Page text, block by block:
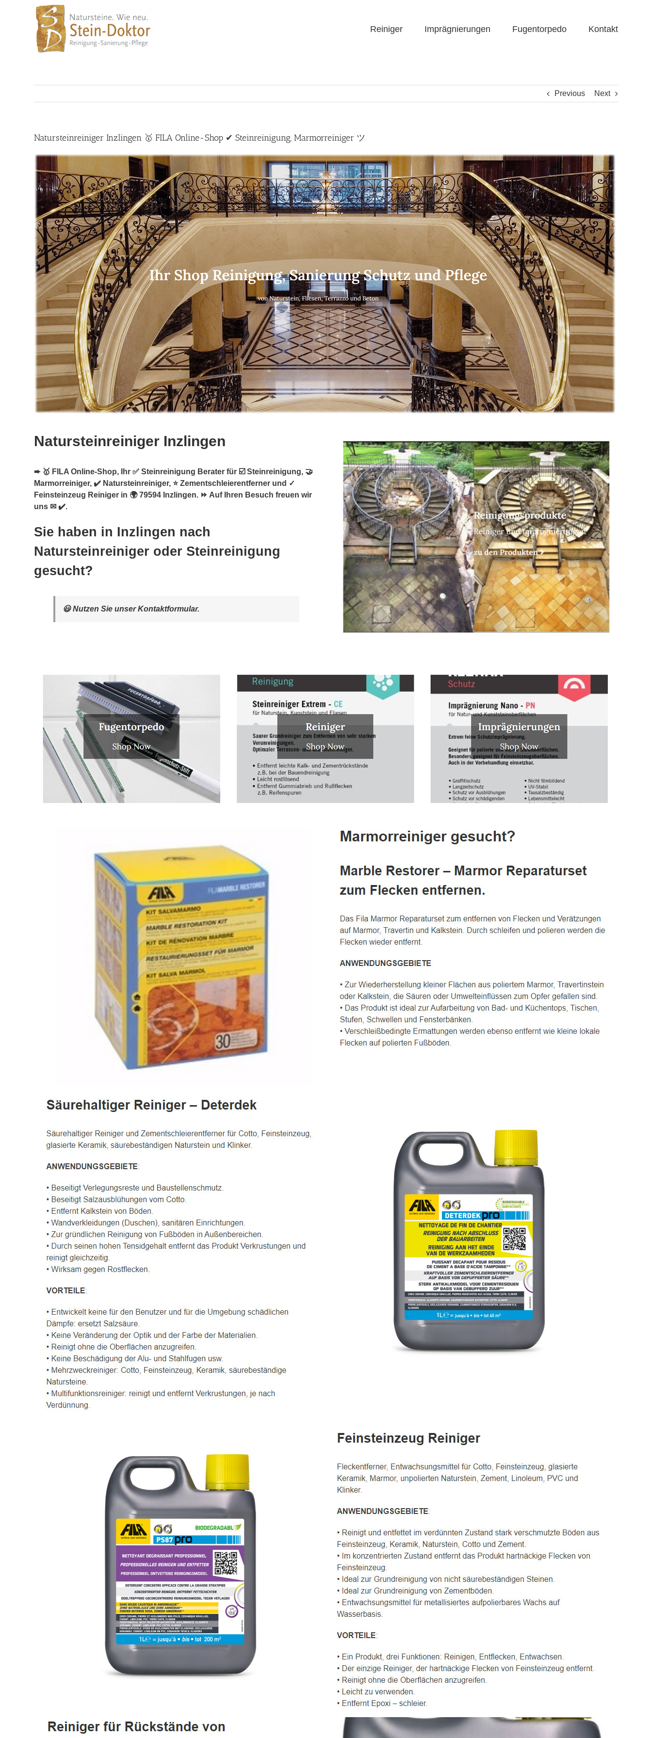
Reiniger Imprägnierungen Fugentorpedo Kontakt
Previous Next
Natursteinreiniger Inzlingen 🥇 FILA Online-Shop ✔ Steinreinigung, Marmorreiniger ツ
Natursteinreiniger Inzlingen
➨ 🥇 FILA Online-Shop, Ihr ✅ Steinreinigung Berater für ☑️ Steinreinigung, 🤝
Marmorreiniger, ✔️ Natursteinreiniger, ⭐ Zementschleierentferner und ✓
Feinsteinzeug Reiniger in 🌍 79594 Inzlingen. ⏩ Auf Ihren Besuch freuen wir
uns ✉ ✔️.
Sie haben in Inzlingen nach
Natursteinreiniger oder Steinreinigung
gesucht?
😃 Nutzen Sie unser Kontaktformular.